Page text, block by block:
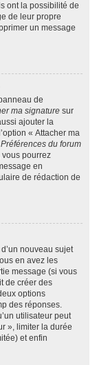
ont la possibilité de
de leur propre
un message
de
ma signature sur
ajouter la
« Attacher ma
Préférences du forum
vous pourrez
en
de rédaction de
nouveau sujet
en avez les
message (si vous
de créer des
options
des réponses.
utilisateur peut
», limiter la durée
et enfin